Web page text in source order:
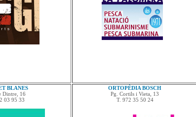
BLANES
Dintre, 16
03 95 33
ORTOPÈDIA BOSCH
Pg. Cortils i Vieta, 13
T. 972 35 50 24